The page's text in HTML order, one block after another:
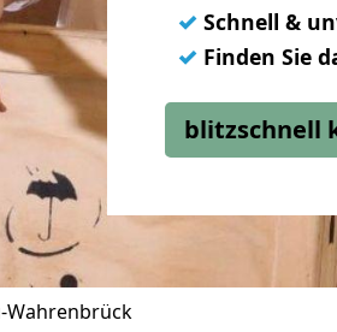
✓ Schnell &
✓ Finden Sie
blitzschnell
Wahrenbrück